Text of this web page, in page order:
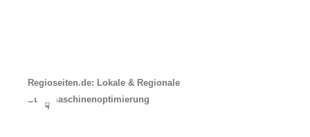
Regioseiten.de: Lokale & Regionale
Suchmaschinenoptimierung
☟